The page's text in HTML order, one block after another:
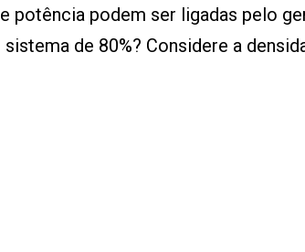
potência podem ser ligadas pelo
de 80%? Considere a